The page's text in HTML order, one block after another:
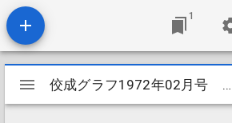
1
Mirador
ビ
佼成グラフ1972年02月号 つれづれに想うこと14